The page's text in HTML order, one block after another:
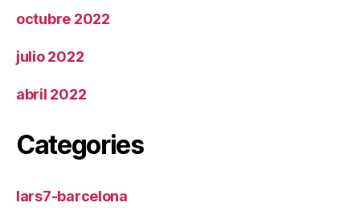
octubre 2022
julio 2022
abril 2022
Categories
lars7-barcelona